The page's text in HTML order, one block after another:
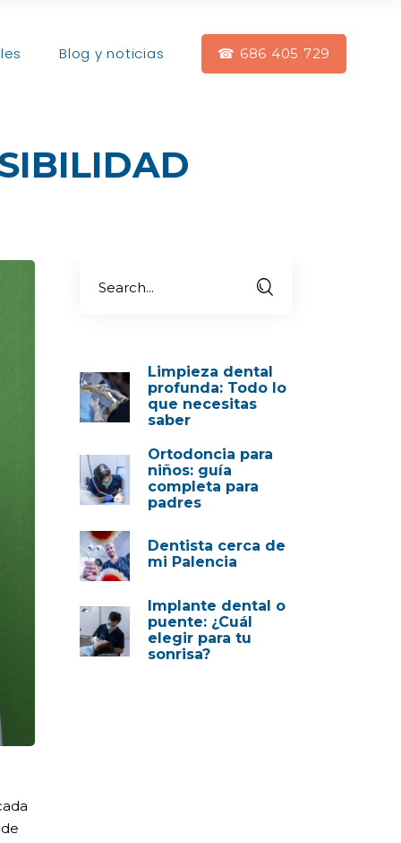
Blog y noticias ☎ 686 405 729
Limpieza dental
profunda: Todo lo
que necesitas
saber
Ortodoncia para
niños: guía
completa para
padres
Dentista cerca de
mi Palencia
Implante dental o
puente: ¿Cuál
elegir para tu
sonrisa?